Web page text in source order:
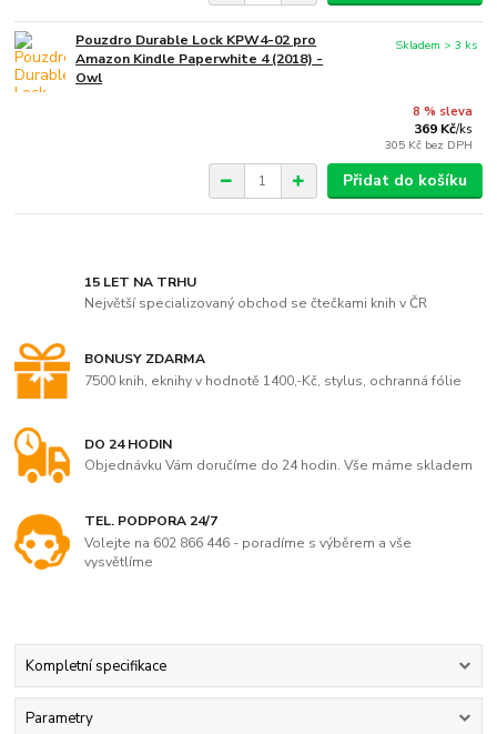
Pouzdro Durable Lock KPW4-02 pro
Amazon Kindle Paperwhite 4 (2018) -
Owl
8 % sleva
369 Kč/ks
305 Kč bez DPH
Skladem > 3 ks
Přidat do košíku
15 LET NA TRHU
Největší specializovaný obchod se čtečkami knih v ČR
BONUSY ZDARMA
7500 knih, eknihy v hodnotě 1400,-Kč, stylus, ochranná fólie
DO 24 HODIN
Objednávku Vám doručíme do 24 hodin. Vše máme skladem
TEL. PODPORA 24/7
Volejte na 602 866 446 - poradíme s výběrem a vše
vysvětlíme
Kompletní specifikace
Parametry